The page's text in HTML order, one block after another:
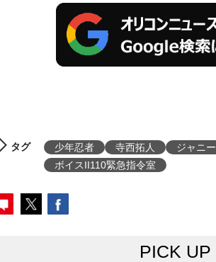
タグ 少年忍者 寺西拓人 ジャニ
ボイスII110緊急指令室
PICK